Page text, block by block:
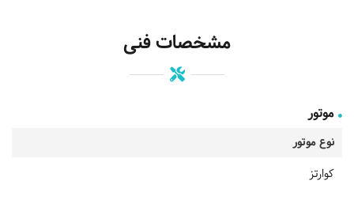
مشخصات فنی
موتور
نوع موتور
کوارتز